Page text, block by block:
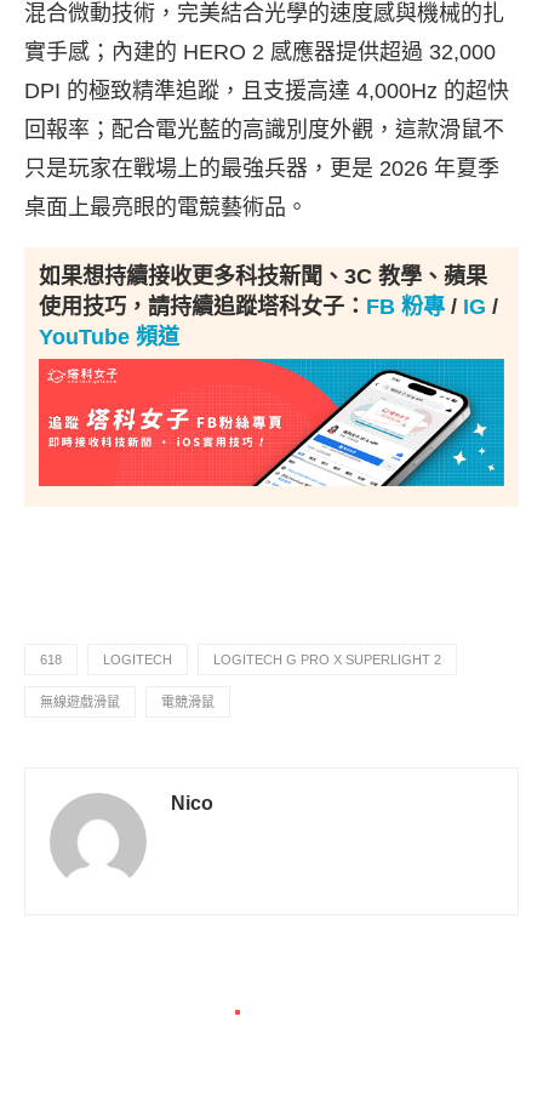
混合微動技術，完美結合光學的速度感與機械的扎
實手感；內建的 HERO 2 感應器提供超過 32,000
DPI 的極致精準追蹤，且支援高達 4,000Hz 的超快
回報率；配合電光藍的高識別度外觀，這款滑鼠不
只是玩家在戰場上的最強兵器，更是 2026 年夏季
桌面上最亮眼的電競藝術品。
如果想持續接收更多科技新聞、3C 教學、蘋果
使用技巧，請持續追蹤塔科女子： FB 粉專 / IG /
YouTube 頻道
618 LOGITECH LOGITECH G PRO X SUPERLIGHT 2
無線遊戲滑鼠 電競滑鼠
Nico